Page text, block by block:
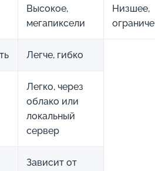
Высокое,
мегапиксели
Низшее,
Легче, гибко
Легко, через
облако или
локальный
сервер
Зависит от